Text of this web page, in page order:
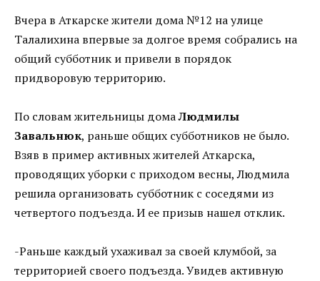
Вчера в Аткарске жители дома №12 на улице
Талалихина впервые за долгое время собрались на
общий субботник и привели в порядок
придворовую территорию.
По словам жительницы домаЛюдмилы
Завальнюк, раньше общих субботников не было.
Взяв в пример активных жителей Аткарска,
проводящих уборки с приходом весны, Людмила
решила организовать субботник с соседями из
четвертого подъезда. И ее призыв нашел отклик.
-Раньше каждый ухаживал за своей клумбой, за
территорией своего подъезда. Увидев активную